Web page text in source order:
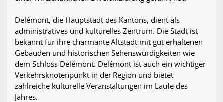
Delémont, die Hauptstadt des Kantons, dient als
administratives und kulturelles Zentrum. Die Stadt ist
bekannt für ihre charmante Altstadt mit gut erhaltenen
Gebäuden und historischen Sehenswürdigkeiten wie
dem Schloss Delémont. Delémont ist auch ein wichtiger
Verkehrsknotenpunkt in der Region und bietet
zahlreiche kulturelle Veranstaltungen im Laufe des
Jahres.